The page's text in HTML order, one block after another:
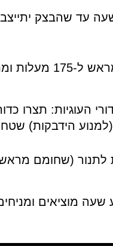
עד שהבצק יתייצב
בנייר אפיה
הידבקות) שטחו
מראש ל-175 מעלות) לזמן של כ-
מוציאים